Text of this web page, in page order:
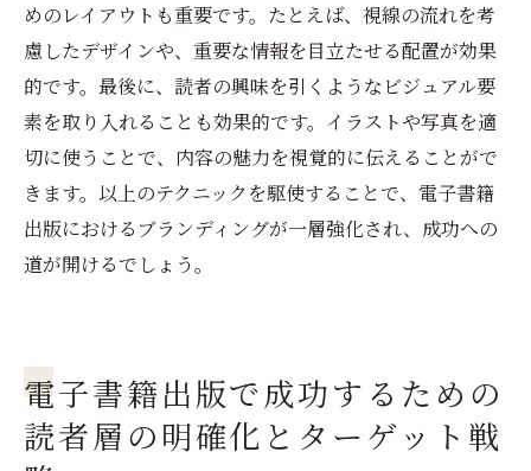
めのレイアウトも重要です。たとえば、視線の流れを考
慮したデザインや、重要な情報を目立たせる配置が効果
的です。最後に、読者の興味を引くようなビジュアル要
素を取り入れることも効果的です。イラストや写真を適
切に使うことで、内容の魅力を視覚的に伝えることがで
きます。以上のテクニックを駆使することで、電子書籍
出版におけるブランディングが一層強化され、成功への
道が開けるでしょう。
電子書籍出版で成功するための
読者層の明確化とターゲット戦